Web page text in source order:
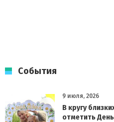
События
9 июля, 2026
В кругу
отметить